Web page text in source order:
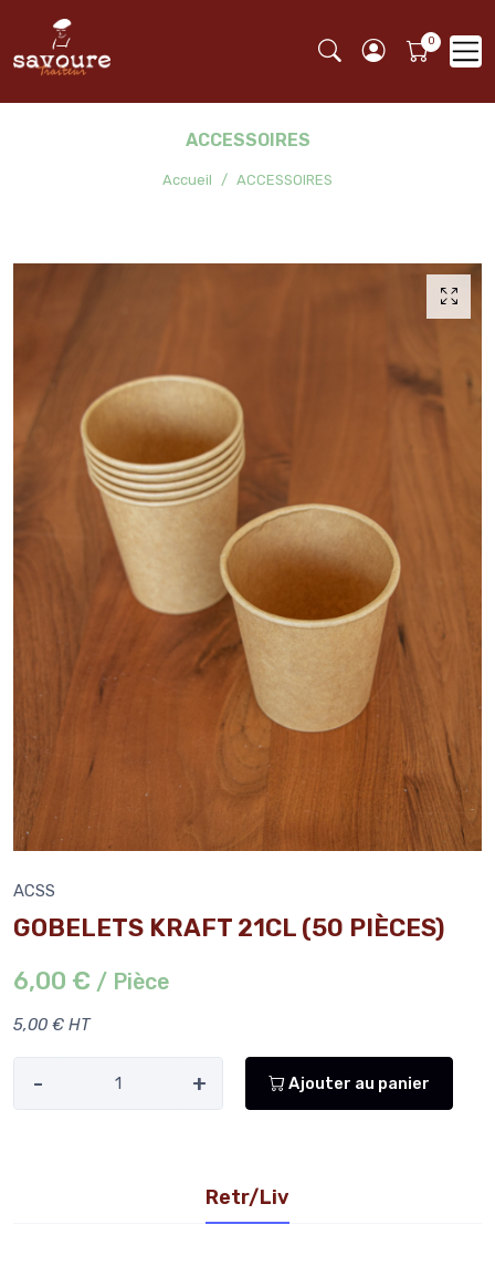
ACCESSOIRES
Accueil ACCESSOIRES
ACSS
GOBELETS KRAFT 21CL (50 PIÈCES)
6,00 € / Pièce
5,00 € HT
- + Ajouter au panier
Retr/Liv